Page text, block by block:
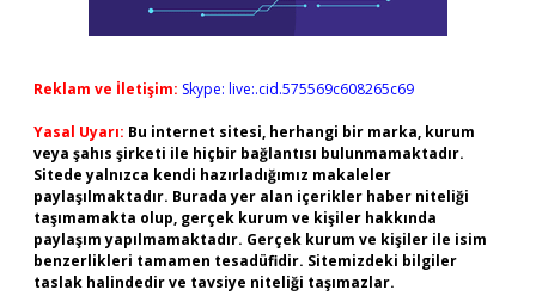
Reklam ve İletişim: Skype: live:.cid.575569c608265c69
Yasal Uyarı: Bu internet sitesi, herhangi bir marka, kurum
veya şahıs şirketi ile hiçbir bağlantısı bulunmamaktadır.
Sitede yalnızca kendi hazırladığımız makaleler
paylaşılmaktadır. Burada yer alan içerikler haber niteliği
taşımamakta olup, gerçek kurum ve kişiler hakkında
paylaşım yapılmamaktadır. Gerçek kurum ve kişiler ile isim
benzerlikleri tamamen tesadüfidir. Sitemizdeki bilgiler
taslak halindedir ve tavsiye niteliği taşımazlar.